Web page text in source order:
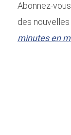
Abonnez-
des
minutes en